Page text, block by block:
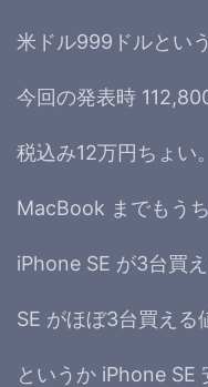
米ドル999ドルとい
今回の発表時
税込み12万円ちょい。
MacBook までもうち
iPhone SE が3台買え
SE がほぼ3台買える
というか iPhone SE